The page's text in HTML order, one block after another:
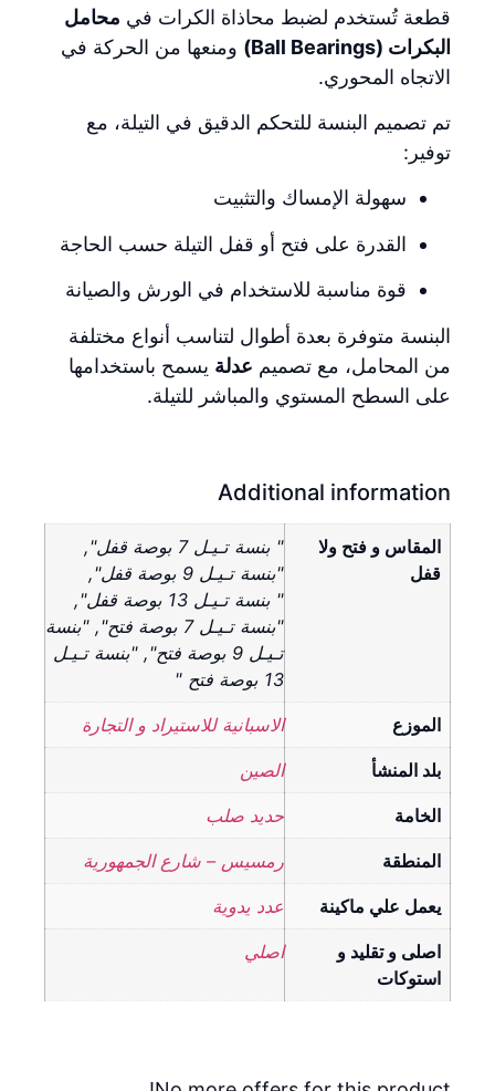
قطعة تُستخدم لضبط محاذاة الكرات في محامل
البكرات (Ball Bearings)
ومنعها من الحركة في
الاتجاه المحوري.
تم تصميم البنسة للتحكم الدقيق في التيلة، مع
توفير:
سهولة الإمساك والتثبيت
القدرة على فتح أو قفل التيلة حسب الحاجة
قوة مناسبة للاستخدام في الورش والصيانة
البنسة متوفرة بعدة أطوال لتناسب أنواع مختلفة
من المحامل، مع تصميم عدلة يسمح باستخدامها
على السطح المستوي والمباشر للتيلة.
Additional information
المقاس و فتح ولا
قفل
" بنسة تـيـل 7 بوصة قفل",
"بنسة تـيـل 9 بوصة قفل",
" بنسة تـيـل 13 بوصة قفل",
"بنسة تـيـل 7 بوصة فتح", "بنسة
تـيـل 9 بوصة فتح", "بنسة تـيـل
13 بوصة فتح "
الموزع الاسبانية للاستيراد و التجارة
بلد المنشأ الصين
الخامة حديد صلب
المنطقة رمسيس – شارع الجمهورية
يعمل علي ماكينة عدد يدوية
اصلى و تقليد و
استوكات
اصلي